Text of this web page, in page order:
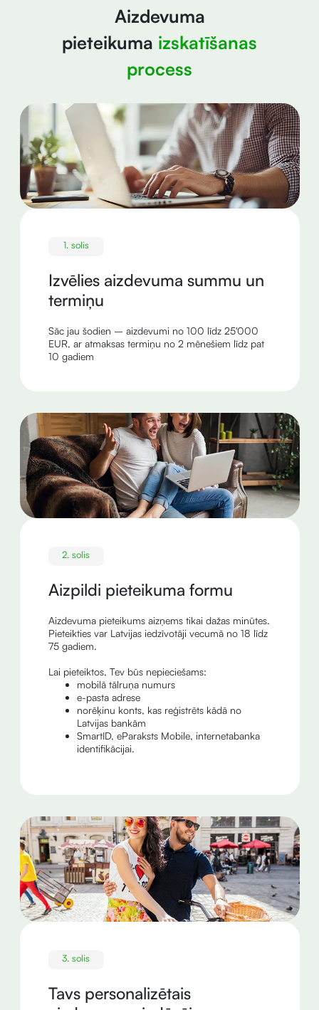
Aizdevuma
pieteikuma izskatīšanas
process
1. solis
Izvēlies aizdevuma summu un
termiņu
Sāc jau šodien – aizdevumi no 100 līdz 25'000
EUR, ar atmaksas termiņu no 2 mēnešiem līdz pat
10 gadiem
2. solis
Aizpildi pieteikuma formu
Aizdevuma pieteikums aizņems tikai dažas minūtes.
Pieteikties var Latvijas iedzīvotāji vecumā no 18 līdz
75 gadiem.
Lai pieteiktos, Tev būs nepieciešams:
mobilā tālruņa numurs
e-pasta adrese
norēķinu konts, kas reģistrēts kādā no
Latvijas bankām
SmartID, eParaksts Mobile, internetabanka
identifikācijai.
3. solis
Tavs personalizētais